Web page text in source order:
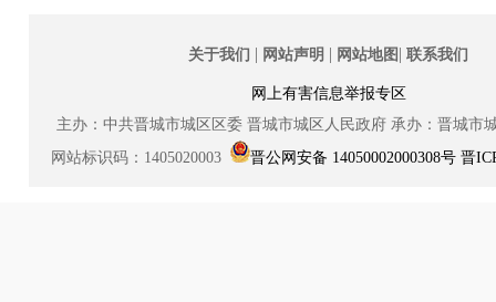
关于我们 | 网站声明 | 网站地图 | 联系我们
网上有害信息举报专区
主办：中共晋城市城区区委 晋城市城区人民政府 承办：晋城市
网站标识码：1405020003
晋公网安备 14050002000308号 晋